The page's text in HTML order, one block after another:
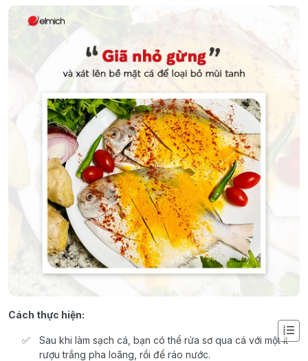
Cách thực hiện:
Sau khi làm sạch cá, bạn có thể rửa sơ qua cá với một ít
rượu trắng pha loãng, rồi để ráo nước.